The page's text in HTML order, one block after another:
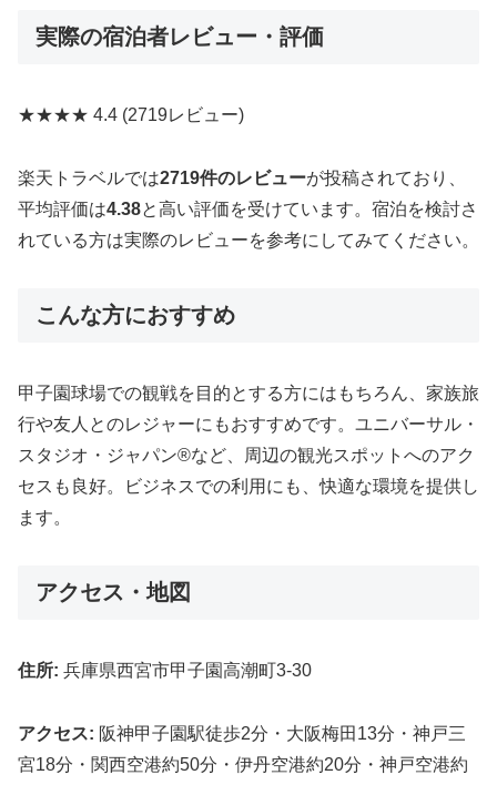
実際の宿泊者レビュー・評価
★★★★ 4.4 (2719レビュー)
楽天トラベルでは2719件のレビューが投稿されており、
平均評価は4.38と高い評価を受けています。宿泊を検討さ
れている方は実際のレビューを参考にしてみてください。
こんな方におすすめ
甲子園球場での観戦を目的とする方にはもちろん、家族旅
行や友人とのレジャーにもおすすめです。ユニバーサル・
スタジオ・ジャパン®など、周辺の観光スポットへのアク
セスも良好。ビジネスでの利用にも、快適な環境を提供し
ます。
アクセス・地図
住所: 兵庫県西宮市甲子園高潮町3-30
アクセス: 阪神甲子園駅徒歩2分・大阪梅田13分・神戸三
宮18分・関西空港約50分・伊丹空港約20分・神戸空港約